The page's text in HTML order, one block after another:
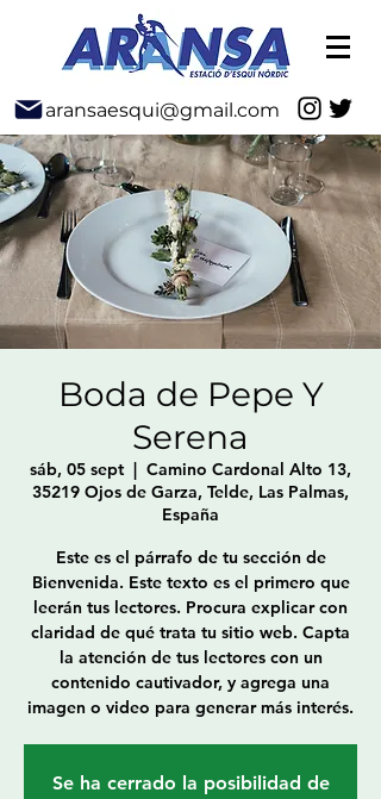
aransaesqui@gmail.com
Boda de Pepe Y
Serena
sáb, 05 sept
  |
Camino Cardonal Alto 13,
35219 Ojos de Garza, Telde, Las Palmas,
España
Este es el párrafo de tu sección de
Bienvenida. Este texto es el primero que
leerán tus lectores. Procura explicar con
claridad de qué trata tu sitio web. Capta
la atención de tus lectores con un
contenido cautivador, y agrega una
imagen o video para generar más interés.
Se ha cerrado la posibilidad de